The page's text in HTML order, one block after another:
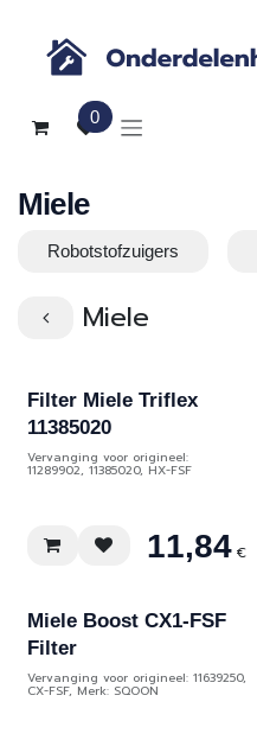
0
Miele
Robotstofzuigers
Miele
Filter Miele Triflex
11385020
Vervanging voor origineel:
11289902, 11385020, HX-FSF
11,84 €
Miele Boost CX1-FSF
Filter
Vervanging voor origineel: 11639250,
CX-FSF, Merk: SQOON